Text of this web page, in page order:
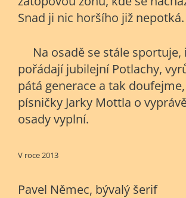
Snad ji nic horšího již nepotká.
Na osadě se stále sportuje,
pořádají jubilejní Potlachy,
pátá generace a tak
písničky Jarky Mottla o
osady vyplní.
V roce 2013
Pavel Němec, bývalý šerif